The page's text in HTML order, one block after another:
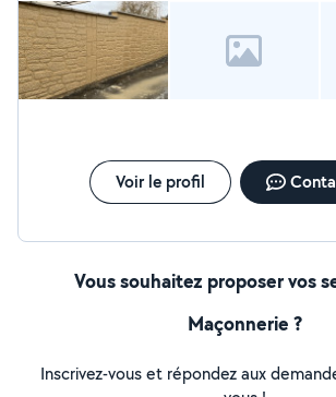
Voir le profil
Vous souhaitez proposer vos
Maçonnerie ?
Inscrivez-vous et répondez aux